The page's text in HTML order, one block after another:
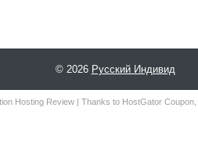
© 2026 Русский Индивид
Hosting Review| Thanks to HostGator Coupon,